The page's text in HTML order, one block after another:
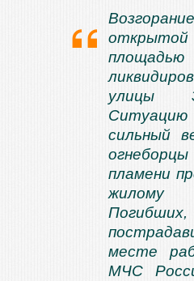
открытой
улицы
сильный
пламени
жилому
Погибших,
месте
МЧС